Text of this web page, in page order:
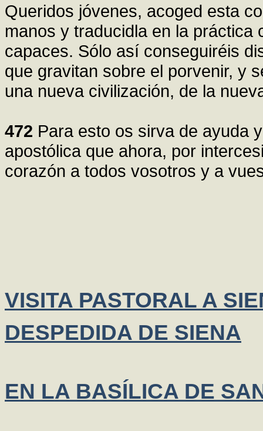
Queridos jóvenes, acoged esta
manos y traducidla en la práctica
capaces. Sólo así conseguiréis
que gravitan sobre el porvenir, y
una nueva civilización, de la
472 Para esto os sirva de ayuda
apostólica que ahora, por
corazón a todos vosotros y a
VISITA PASTORAL A
DESPEDIDA DE SIENA
EN LA BASÍLICA DE